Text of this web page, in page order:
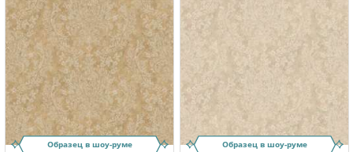
Образец в шоу-руме Образец в шоу-руме